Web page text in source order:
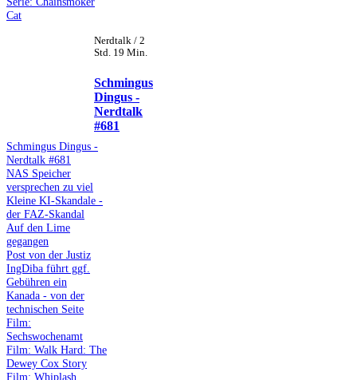
Cat
Nerdtalk / 2
Std. 19 Min.
Schmingus
Dingus -
Nerdtalk
#681
Schmingus Dingus -
Nerdtalk #681
NAS Speicher
versprechen zu viel
Kleine KI-Skandale -
der FAZ-Skandal
Auf den Lime
gegangen
Post von der Justiz
IngDiba führt ggf.
Gebühren ein
Kanada - von der
technischen Seite
Film:
Sechswochenamt
Film: Walk Hard: The
Dewey Cox Story
Film: Whiplash